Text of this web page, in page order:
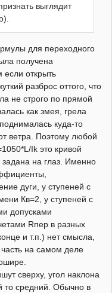
выглядит
для переходного
получена
если открыть
разброс оттого, что
не строго по прямой
как змея, грела
куда-то
ветра. Поэтому любой
Ik это кривой
задана на глаз. Именно
дуги, у ступеней с
Кв=2, у ступеней с
допусками
Rпер в разных
и т.п.) нет смысла,
на самом деле
сверху, угол наклона
то средний. Обычно в